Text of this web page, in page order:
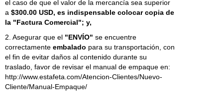
el caso de que el valor de la mercancía sea superior
a $300.00 USD, es indispensable colocar copia de
la "Factura Comercial"; y,
2. Asegurar que el "ENVÍO" se encuentre
correctamente embalado para su transportación, con
el fin de evitar daños al contenido durante su
traslado, favor de revisar el manual de empaque en:
http://www.estafeta.com/Atencion-Clientes/Nuevo-
Cliente/Manual-Empaque/